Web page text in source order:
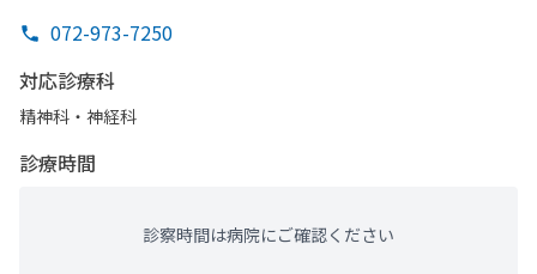
072-973-7250
対応診療科
精神科・神経科
診療時間
診察時間は病院にご確認ください